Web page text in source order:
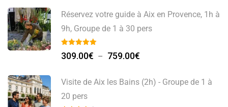
Réservez votre guide à Aix en Provence, 1h à
9h, Groupe de 1 à 30 pers
309.00€ – 759.00€
prix :
Visite de Aix les Bains (2h) - Groupe de 1 à
20 pers